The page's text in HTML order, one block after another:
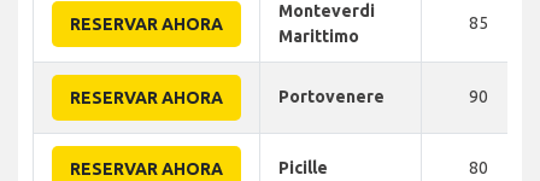
RESERVAR AHORA
Monteverdi
Marittimo
85
RESERVAR AHORA Portovenere 90
RESERVAR AHORA Picille 80